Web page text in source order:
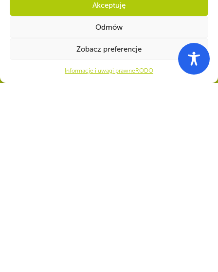
Akceptuję
Odmów
Zobacz preferencje
Informacje i uwagi prawne RODO
Twoje wsparcie, nasza